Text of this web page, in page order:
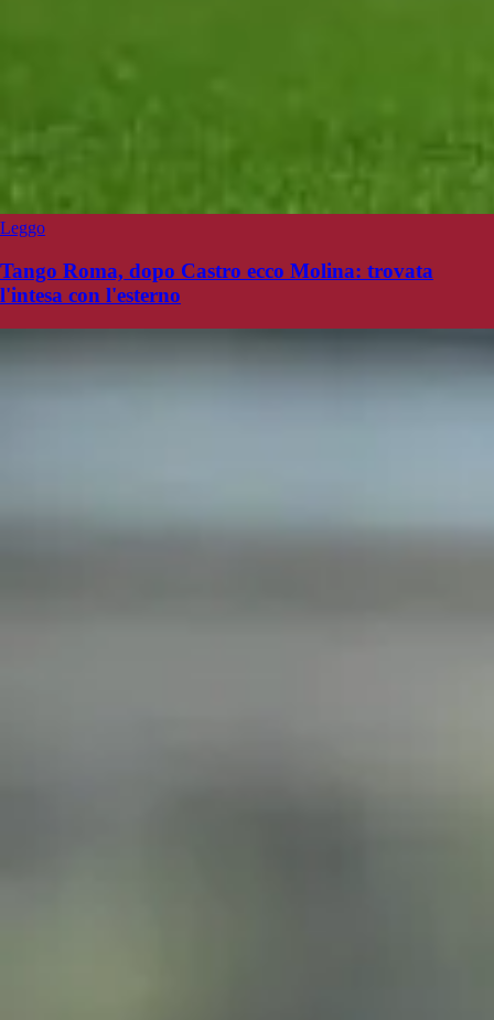
Leggo
Tango Roma, dopo Castro ecco Molina: trovata
l'intesa con l'esterno